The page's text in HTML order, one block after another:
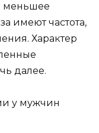
меньшее
имеют частота,
Характер
далее.